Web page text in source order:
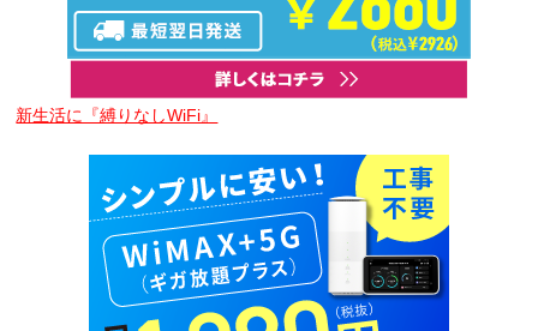
新生活に『縛りなしWiFi』